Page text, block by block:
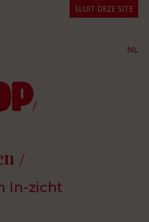
NL
SLUIT DEZE SITE
In-zicht